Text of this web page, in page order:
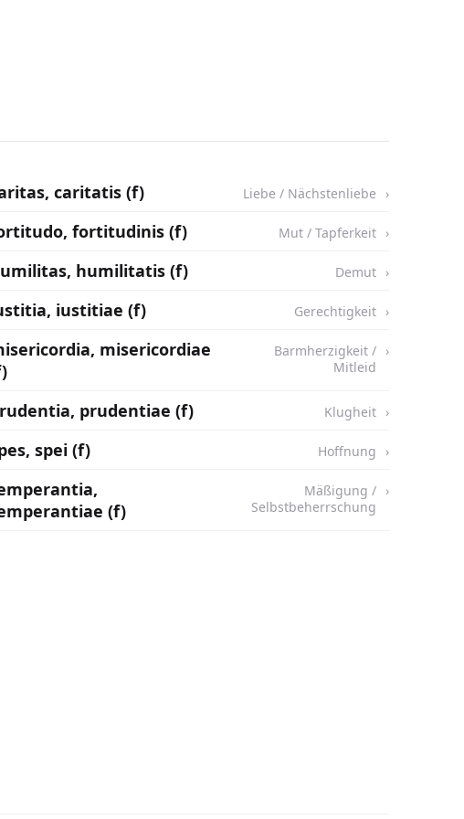
caritatis (f) Liebe / Nächstenliebe
fortitudinis (f) Mut / Tapferkeit
humilitatis (f) Demut
iustitiae (f) Gerechtigkeit
misericordiae
Barmherzigkeit /
Mitleid
prudentiae (f) Klugheit
spei (f) Hoffnung
(f)
Mäßigung /
Selbstbeherrschung